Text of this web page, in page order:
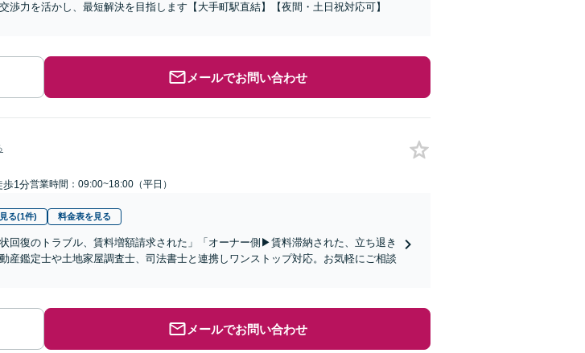
渉力を活かし、最短解決を目指します【大手町駅直結】【夜間・土日祝対応可】
メールでお問い合わせ
歩1分営業時間：09:00~18:00（平日）
る(1件) 料金表を見る
回復のトラブル、賃料増額請求された」「オーナー側▶︎賃料滞納された、立ち退き
産鑑定士や土地家屋調査士、司法書士と連携しワンストップ対応。お気軽にご相談
メールでお問い合わせ